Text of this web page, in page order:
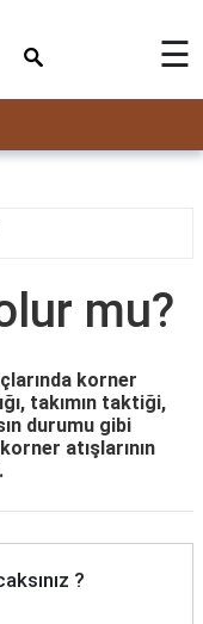
☰
mu?
korner
takımın taktiği,
durumu gibi
atışlarının
?